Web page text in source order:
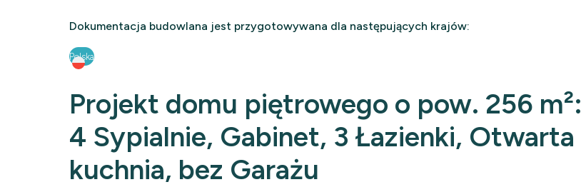
Dokumentacja budowlana jest przygotowywana dla następujących krajów:
Polska
Projekt domu piętrowego o pow. 256 m²:
4 Sypialnie, Gabinet, 3 Łazienki, Otwarta
kuchnia, bez Garażu